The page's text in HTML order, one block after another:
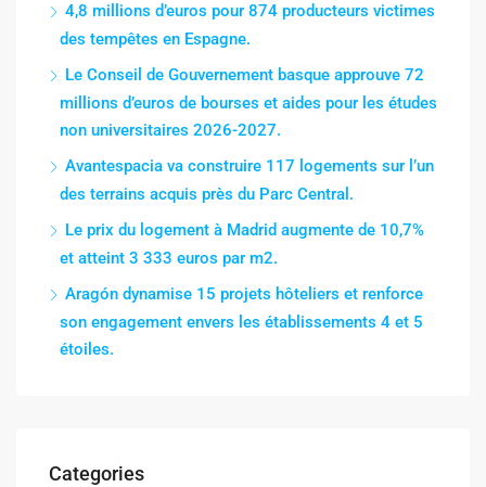
4,8 millions d’euros pour 874 producteurs victimes
des tempêtes en Espagne.
Le Conseil de Gouvernement basque approuve 72
millions d’euros de bourses et aides pour les études
non universitaires 2026-2027.
Avantespacia va construire 117 logements sur l’un
des terrains acquis près du Parc Central.
Le prix du logement à Madrid augmente de 10,7%
et atteint 3 333 euros par m2.
Aragón dynamise 15 projets hôteliers et renforce
son engagement envers les établissements 4 et 5
étoiles.
Categories